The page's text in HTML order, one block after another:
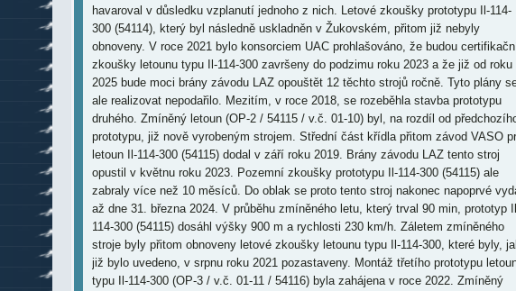
havaroval v důsledku vzplanutí jednoho z nich. Letové zkoušky prototypu Il-114-
300 (54114), který byl následně uskladněn v Žukovském, přitom již nebyly
obnoveny. V roce 2021 bylo konsorciem UAC prohlašováno, že budou
zkoušky letounu typu Il-114-300 završeny do podzimu roku 2023 a že již od roku
2025 bude moci brány závodu LAZ opouštět 12 těchto strojů ročně. Tyto plány
ale realizovat nepodařilo. Mezitím, v roce 2018, se rozeběhla stavba prototypu
druhého. Zmíněný letoun (OP-2 / 54115 / v.č. 01-10) byl, na rozdíl od
prototypu, již nově vyrobeným strojem. Střední část křídla přitom závod VASO
letoun Il-114-300 (54115) dodal v září roku 2019. Brány závodu LAZ tento stroj
opustil v květnu roku 2023. Pozemní zkoušky prototypu Il-114-300 (54115) ale
zabraly více než 10 měsíců. Do oblak se proto tento stroj nakonec napoprvé
až dne 31. března 2024. V průběhu zmíněného letu, který trval 90 min, prototyp
114-300 (54115) dosáhl výšky 900 m a rychlosti 230 km/h. Záletem zmíněného
stroje byly přitom obnoveny letové zkoušky letounu typu Il-114-300, které byly,
již bylo uvedeno, v srpnu roku 2021 pozastaveny. Montáž třetího prototypu
typu Il-114-300 (OP-3 / v.č. 01-11 / 54116) byla zahájena v roce 2022. Zmíněný